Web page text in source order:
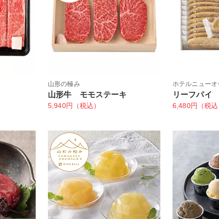
山形の極み
山形牛 モモステーキ
5,940円（税込）
ホテルニュー
リーフパイ
6,480円（税